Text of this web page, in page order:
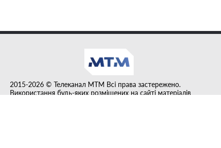
2015-2026 © Телеканал MTM Всі права застережено.
Використання будь-яких розміщених на сайті матеріалів